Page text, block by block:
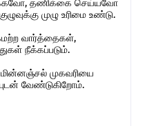
தணிக்கை செய்யவோ
முழு உரிமை உண்டு.
வார்த்தைகள்,
நீக்கப்படும்.
மின்னஞ்சல் முகவரியை
வேண்டுகிறோம்.